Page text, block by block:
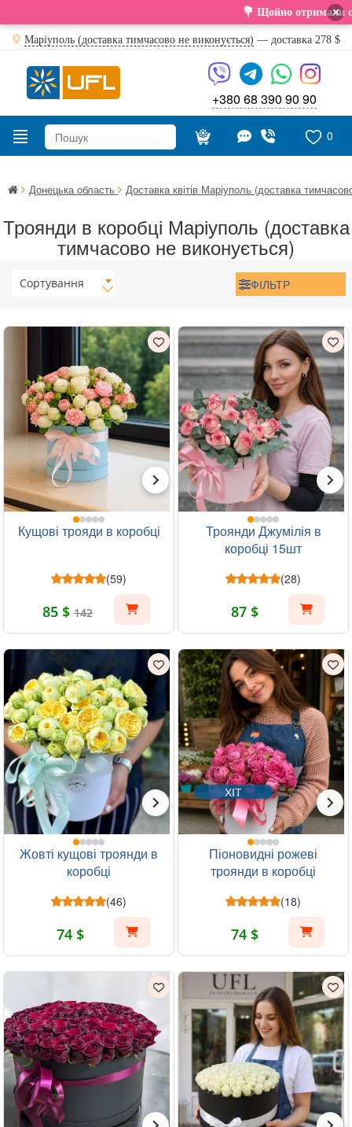
💐 Щойно отримали свіжу поставку.
×
Маріуполь (доставка тимчасово не виконується) — доставка 278 $
+380 68 390 90 90
0
Донецька область Доставка квітів Маріуполь (доставка
Троянди в коробці Маріуполь (доставка
тимчасово не виконується)
Сортування ФІЛЬТР
Кущові трояди в коробці
(59)
85 $ 142
Троянди Джумілія в
коробці 15шт
(28)
87 $
Жовті кущові троянди в
коробці
(46)
74 $
ХІТ
Піоновидні рожеві
троянди в коробці
(18)
74 $